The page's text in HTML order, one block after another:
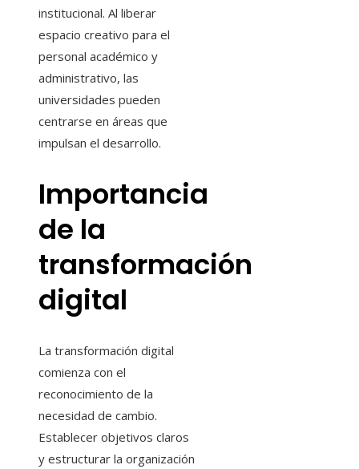
institucional. Al liberar
espacio creativo para el
personal académico y
administrativo, las
universidades pueden
centrarse en áreas que
impulsan el desarrollo.
Importancia
de la
transformación
digital
La transformación digital
comienza con el
reconocimiento de la
necesidad de cambio.
Establecer objetivos claros
y estructurar la organización